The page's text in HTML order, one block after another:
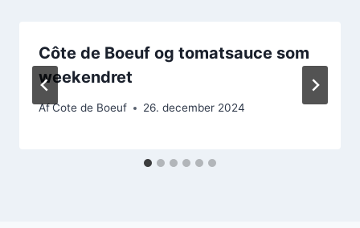
Côte de Boeuf og tomatsauce som
weekendret
AfCote de Boeuf 26. december 2024